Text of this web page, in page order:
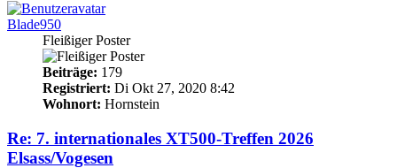
Blade950
Fleißiger Poster
Beiträge: 179
Registriert: Di Okt 27, 2020 8:42
Wohnort: Hornstein
Re: 7. internationales XT500-Treffen 2026
Elsass/Vogesen